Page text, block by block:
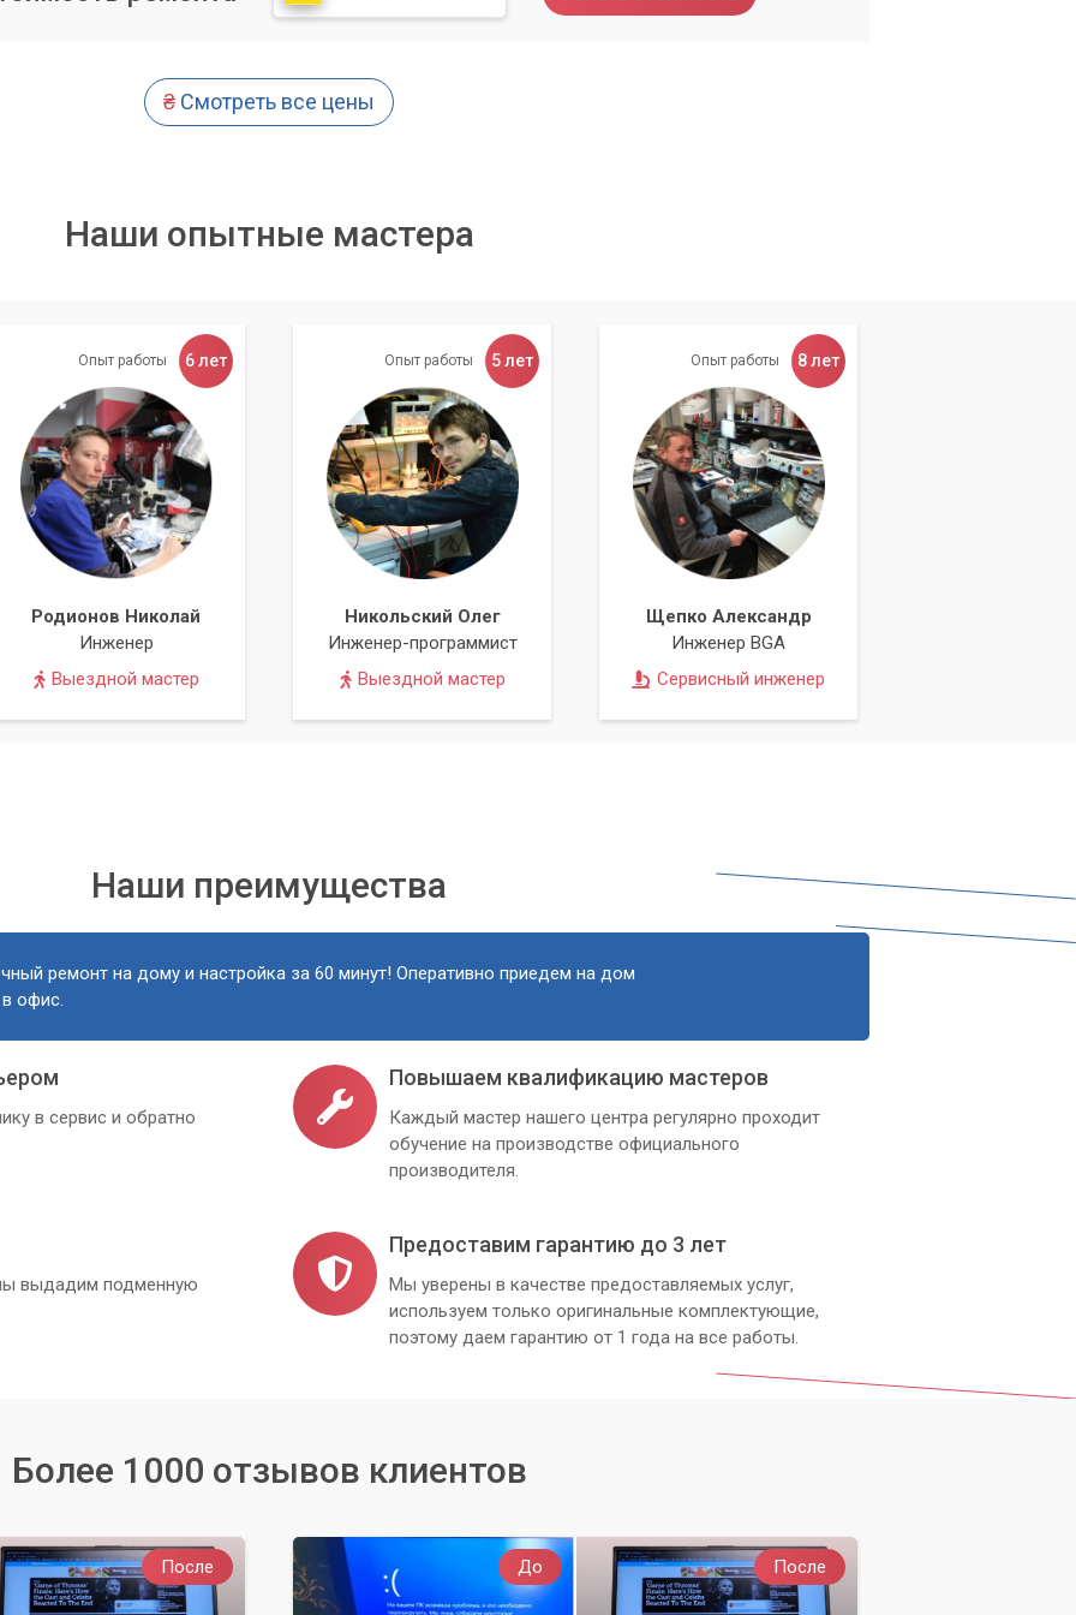
отсутствующих, устаревших или конфликтных драйверов.
обладают глубокими знаниями и опытом работы с
конфигурациями.
и выполняем работы максимально быстро, при этом
особенности каждого компьютера и потребности клиента.
наших услуг и предоставляем гарантию на
Обратившись в сервисный центр «Компьютерный
₴ Смотреть все цены
Наши опытные мастера
Опыт работы 6 лет
Родионов Николай
Инженер
Выездной мастер
Опыт работы 5 лет
Никольский Олег
Инженер-программист
Выездной мастер
Опыт работы 8 лет
Щепко Александр
Инженер BGA
Сервисный инженер
Наши преимущества
ремонт на дому и настройка за 60 минут! Оперативно приедем на дом
офис.
в сервис и обратно
Повышаем квалификацию мастеров
Каждый мастер нашего центра регулярно проходит
обучение на производстве официального
производителя.
выдадим подменную
Предоставим гарантию до 3 лет
Мы уверены в качестве предоставляемых услуг,
используем только оригинальные комплектующие,
поэтому даем гарантию от 1 года на все работы.
Более 1000 отзывов клиентов
После До После